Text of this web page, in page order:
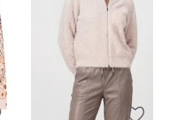
ZUR WUNSCHLISTE HINZUFÜGEN
ZUR